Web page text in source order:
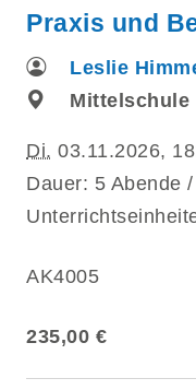
Praxis und
Leslie
Mittelschule
Di. 03.11.2026,
Dauer: 5 Abende
AK4005
235,00 €